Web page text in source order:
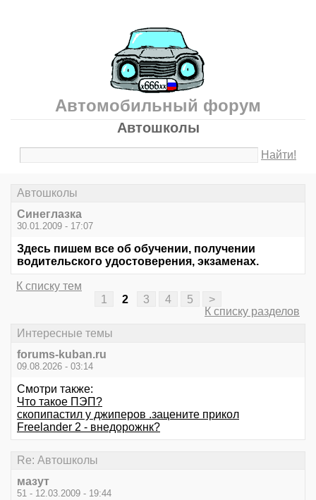
Автомобильный форум
Автошколы
Найти!
Автошколы
Синеглазка
30.01.2009 - 17:07
Здесь пишем все об обучении, получении
водительского удостоверения, экзаменах.
К списку тем
1
2 3 4 5
>
К списку разделов
Интересные темы
forums-kuban.ru
09.08.2026 - 03:14
Смотри также:
Что такое ПЭП?
скопипастил у джиперов .зацените прикол
Freelander 2 - внедорожнк?
Re: Автошколы
мазут
51 - 12.03.2009 - 19:44